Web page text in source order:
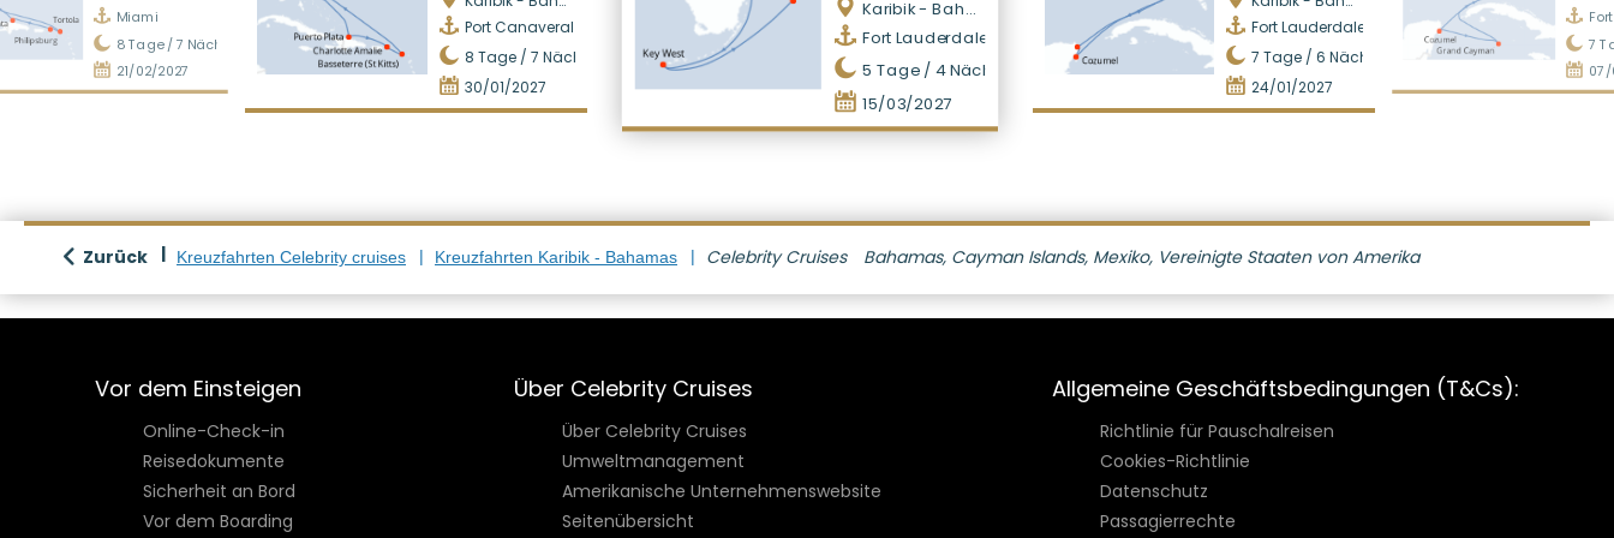
Miami
8Tage /7 Nächte
21/02/2027
Port Canaveral
8 Tage / 7 Nächte
30/01/2027
Karibik - Bahamas
Fort Lauderdale
5 Tage / 4Nächte
15/03/2027
Fort Lauderdale
7 Tage /6 Nächte
24/01/2027
7
07/
Zurück Kreuzfahrten Celebrity cruises Kreuzfahrten Karibik - Bahamas Celebrity Cruises Bahamas, Cayman Islands, Mexiko, Vereinigte Staaten von Amerika
Vor dem Einsteigen
Online-Check-in
Reisedokumente
Sicherheit an Bord
Vor dem Boarding
Über Celebrity Cruises
Über Celebrity Cruises
Umweltmanagement
Amerikanische Unternehmenswebsite
Seitenübersicht
Allgemeine Geschäftsbedingungen (T&Cs):
Richtlinie für Pauschalreisen
Cookies-Richtlinie
Datenschutz
Passagierrechte